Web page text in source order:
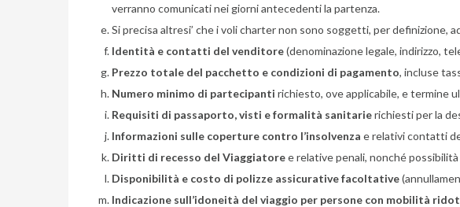
verranno comunicati nei giorni antecedenti la partenza.
Si precisa altresi’ che i voli charter non sono soggetti, per definizione,
Identità e contatti del venditore(denominazione legale, indirizzo,
Prezzo totale del pacchetto e condizioni di pagamento, incluse
Numero minimo di partecipanti richiesto, ove applicabile, e termine
Requisiti di passaporto, visti e formalità sanitarierichiesti per la
Informazioni sulle coperture contro l’insolvenza e relativi contatti
Diritti di recesso del Viaggiatoree relative penali, nonché
Disponibilità e costo di polizze assicurative facoltative
Indicazione sull’idoneità del viaggio per persone con mobilità